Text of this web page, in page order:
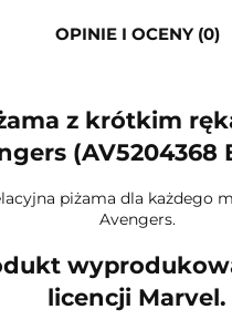
OPINIE I OCENY (0)
z krótkim
(AV5204368
piżama dla każdego
Avengers.
licencji Marvel.